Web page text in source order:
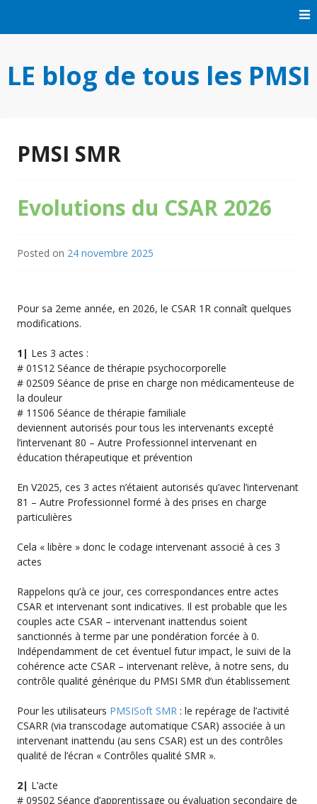
LE blog de tous les PMSI
PMSI SMR
Evolutions du CSAR 2026
Posted on 24 novembre 2025
Pour sa 2eme année, en 2026, le CSAR 1R connaît quelques
modifications.
1| Les 3 actes :
# 01S12 Séance de thérapie psychocorporelle
# 02S09 Séance de prise en charge non médicamenteuse de
la douleur
# 11S06 Séance de thérapie familiale
deviennent autorisés pour tous les intervenants excepté
l’intervenant 80 – Autre Professionnel intervenant en
éducation thérapeutique et prévention
En V2025, ces 3 actes n’étaient autorisés qu’avec l’intervenant
81 – Autre Professionnel formé à des prises en charge
particulières
Cela « libère » donc le codage intervenant associé à ces 3
actes
Rappelons qu’à ce jour, ces correspondances entre actes
CSAR et intervenant sont indicatives. Il est probable que les
couples acte CSAR – intervenant inattendus soient
sanctionnés à terme par une pondération forcée à 0.
Indépendamment de cet éventuel futur impact, le suivi de la
cohérence acte CSAR – intervenant relève, à notre sens, du
contrôle qualité générique du PMSI SMR d’un établissement
Pour les utilisateurs PMSISoft SMR : le repérage de l’activité
CSARR (via transcodage automatique CSAR) associée à un
intervenant inattendu (au sens CSAR) est un des contrôles
qualité de l’écran « Contrôles qualité SMR ».
2| L’acte
# 09S02 Séance d’apprentissage ou évaluation secondaire de